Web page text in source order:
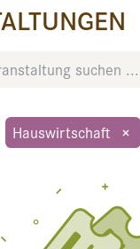
Hauswirtschaft ×